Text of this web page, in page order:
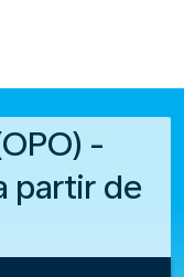
-
partir de